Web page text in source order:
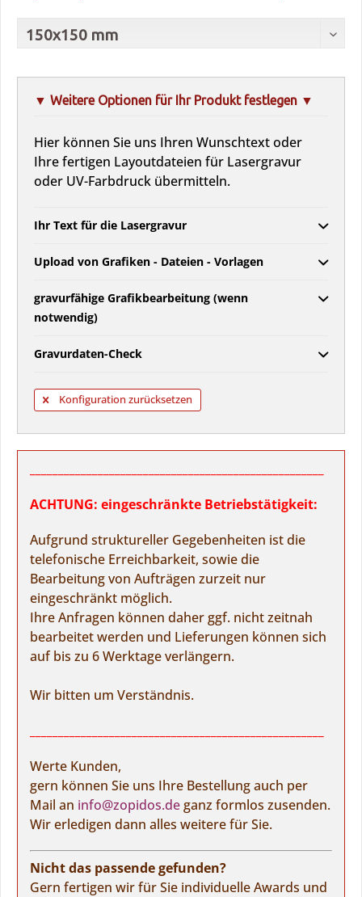
▼ Weitere Optionen für Ihr Produkt festlegen ▼
Hier können Sie uns Ihren Wunschtext oder
Ihre fertigen Layoutdateien für Lasergravur
oder UV-Farbdruck übermitteln.
Ihr Text für die Lasergravur
Upload von Grafiken - Dateien - Vorlagen
gravurfähige Grafikbearbeitung (wenn
notwendig)
Gravurdaten-Check
Konfiguration zurücksetzen
ACHTUNG: eingeschränkte Betriebstätigkeit:
Aufgrund struktureller Gegebenheiten ist die
telefonische Erreichbarkeit, sowie die
Bearbeitung von Aufträgen zurzeit nur
eingeschränkt möglich.
Ihre Anfragen können daher ggf. nicht zeitnah
bearbeitet werden und Lieferungen können sich
auf bis zu 6 Werktage verlängern.
Wir bitten um Verständnis.
Werte Kunden,
gern können Sie uns Ihre Bestellung auch per
Mail an info@zopidos.deganz formlos zusenden.
Wir erledigen dann alles weitere für Sie.
Nicht das passende gefunden?
Gern fertigen wir für Sie individuelle Awards und